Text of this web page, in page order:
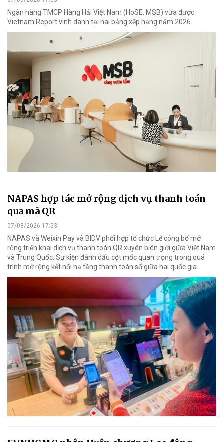
Ngân hàng TMCP Hàng Hải Việt Nam (HoSE: MSB) vừa được
Vietnam Report vinh danh tại hai bảng xếp hạng năm 2026.
NAPAS hợp tác mở rộng dịch vụ thanh toán
qua mã QR
07/08/2026 17:53
NAPAS và Weixin Pay và BIDV phối hợp tổ chức Lễ công bố mở
rộng triển khai dịch vụ thanh toán QR xuyên biên giới giữa Việt Nam
và Trung Quốc. Sự kiện đánh dấu cột mốc quan trọng trong quá
trình mở rộng kết nối hạ tầng thanh toán số giữa hai quốc gia.